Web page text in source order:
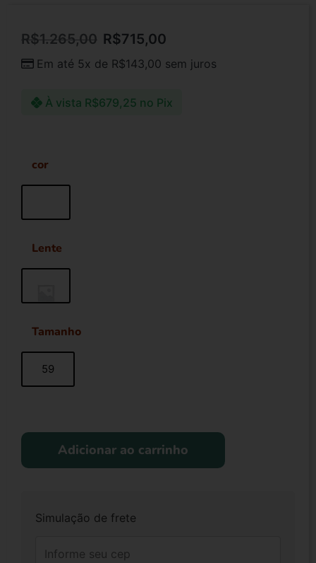
R$1.265,00 R$715,00
Em até 5x de R$143,00 sem juros
À vista R$679,25 no Pix
cor
Lente
Tamanho
59
Adicionar ao carrinho
Simulação de frete